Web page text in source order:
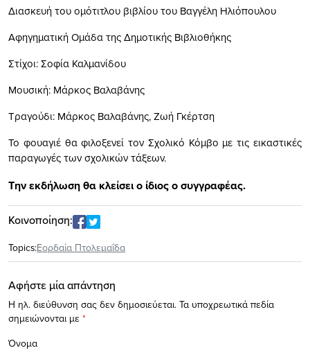
Διασκευή του ομότιτλου βιβλίου του Βαγγέλη Ηλιόπουλου
Αφηγηματική Ομάδα της Δημοτικής Βιβλιοθήκης
Στίχοι: Σοφία Καλμανίδου
Μουσική: Mάρκος Βαλαβάνης
Τραγούδι: Mάρκος Βαλαβάνης, Ζωή Γκέρτση
Το φουαγιέ θα φιλοξενεί τον Σχολικό Κόμβο με τις εικαστικές
παραγωγές των σχολικών τάξεων.
Την εκδήλωση θα κλείσει ο ίδιος ο συγγραφέας.
Κοινοποίηση:
Topics:Εορδαία Πτολεμαΐδα
Αφήστε μία απάντηση
Η ηλ. διεύθυνση σας δεν δημοσιεύεται. Τα υποχρεωτικά πεδία
σημειώνονται με *
Όνομα